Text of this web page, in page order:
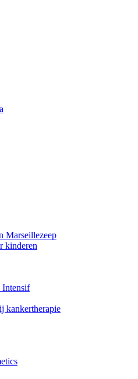
Marseillezeep
kinderen
Intensif
kankertherapie